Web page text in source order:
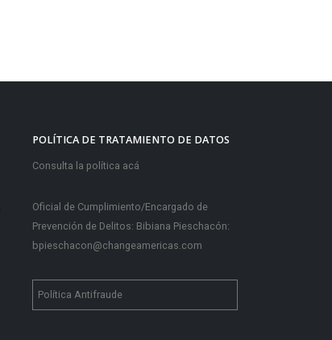
POLÍTICA DE TRATAMIENTO DE DATOS
Consulta la política acá
Oficial de Cumplimiento/Encargado de
Prevención de Delitos: Bibiana Pieschacón:
bpieschacon@changeamericas.com
Política Antifraude